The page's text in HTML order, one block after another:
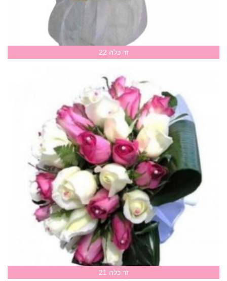
זר כלה 22
זר כלה 21